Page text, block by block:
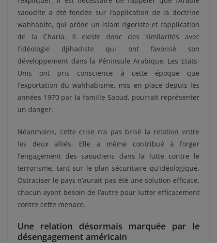
saoudite a été fondée sur l’application de la doctrine
wahhabite, qui prône un islam rigoriste et l’application
de la Charia. Il existe donc des similarités avec
l’idéologie djihadiste qui ont favorisé son
développement dans la Péninsule Arabique. Les Etats-
Unis ont pris conscience à cette époque que
l’exportation du wahhabisme, mis en place depuis les
années 1970 par la famille Saoud, pourrait représenter
un danger.
Néanmoins, cette crise n’a pas brisé la relation entre
les deux alliés. Elle a même contribué à forger
l’engagement des saoudiens dans la lutte contre le
terrorisme, tant sur le plan sécuritaire qu’idéologique.
Ostraciser le pays n’aurait pas été une solution efficace,
chacun ayant besoin de l’autre pour lutter efficacement
contre cette menace.
Une relation désormais marquée par le
désengagement américain